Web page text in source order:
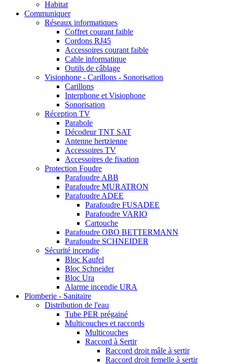
Habitat
Communiquer
Réseaux informatiques
Coffret courant faible
Cordons RJ45
Accessoires courant faible
Cable informatique
Outils de câblage
Visiophone - Carillons - Sonorisation
Carillons
Interphone et Visiophone
Sonorisation
Réception TV
Parabole
Décodeur TNT SAT
Antenne hertzienne
Accessoires TV
Accessoires de fixation
Protection Foudre
Parafoudre ABB
Parafoudre MURATRON
Parafoudre ADEE
Parafoudre FUSADEE
Parafoudre VARIO
Cartouche
Parafoudre OBO BETTERMANN
Parafoudre SCHNEIDER
Sécurité incendie
Bloc Kaufel
Bloc Schneider
Bloc Ura
Alarme incendie URA
Plomberie - Sanitaire
Distribution de l'eau
Tube PER prégainé
Multicouches et raccords
Multicouches
Raccord à Sertir
Raccord droit mâle à sertir
Raccord droit femelle à sertir